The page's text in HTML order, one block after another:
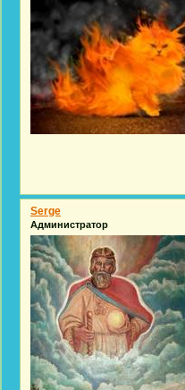
Serge
Администратор